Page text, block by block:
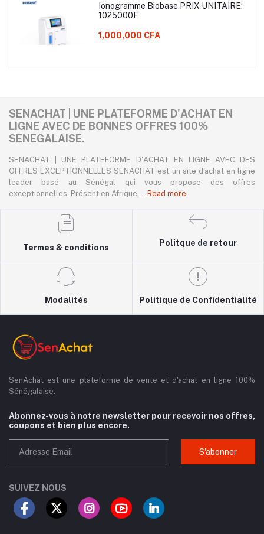
Ionogramme Biobase PRIX UNITAIRE:
1025000F
1,000,000 CFA
SENACHAT | UNE PLATEFORME D'ACHAT EN
LIGNE AVEC DE BONNES OFFRES 100%
SENEGALAISE.
SENACHAT | UNE PLATEFORME D'ACHAT EN LIGNE AVEC DES
OFFRES EXCEPTIONNELLES SENACHAT est un site d'achat en ligne
leader basé au Sénégal qui vous propose des offres
exceptionnelles. Présent en Afrique ... Read more
Termes & conditions
Politque de retour
Modalités Politique de Confidentialité
SenAchat est une plateforme de vente et d'achat en ligne 100%
Sénégalaise.
Abonnez-vous à notre newsletter pour recevoir nos offres,
coupons et bien plus encore.
S'abonner
SUIVEZ NOUS